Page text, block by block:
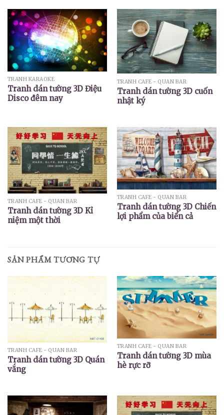
TRANH KARAOKE
Tranh dán tường 3D Điệu
Disco đêm nay
TRANH CAFE - QUÁN BAR
Tranh dán tường 3D cuốn
nhật ký
TRANH CAFE - QUÁN BAR
Tranh dán tường 3D Kỉ
niệm một thời
TRANH CAFE - QUÁN BAR
Tranh dán tường 3D Chiến
lợi phẩm của biển cả
SẢN PHẨM TƯƠNG TỰ
TRANH CAFE - QUÁN BAR
Tranh dán tường 3D Quán
vắng
TRANH CAFE - QUÁN BAR
Tranh dán tường 3D mùa
hè rực rỡ